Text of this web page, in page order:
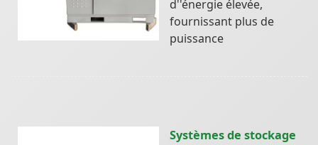
d''énergie élevée,
fournissant plus de
puissance
Systèmes de stockage